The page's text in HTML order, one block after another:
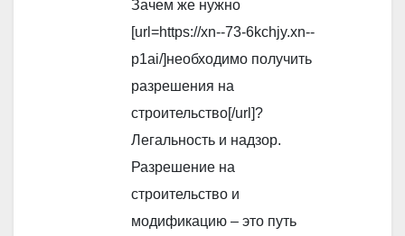
Зачем же нужно
[url=https://xn--73-6kchjy.xn--
p1ai/]необходимо получить
разрешения на
строительство[/url]?
Легальность и надзор.
Разрешение на
строительство и
модификацию – это путь